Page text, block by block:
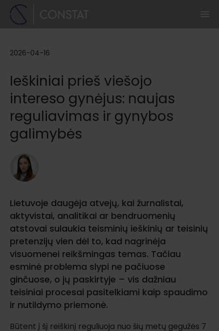
2026-04-16
Ieškiniai prieš viešojo
intereso gynėjus: naujas
reguliavimas ir gynybos
galimybės
Lietuvoje daugėja atvejų, kai žurnalistai,
aktyvistai, analitikai ar bendruomenių
atstovai sulaukia teisminių ieškinių ar teisinių
pretenzijų vien dėl to, kad nagrinėja
visuomenei reikšmingas temas. Tačiau
esminė problema slypi ne pačiuose
ginčuose, o jų paskirtyje – vis dažniau
teisiniai procesai pasitelkiami kaip spaudimo
ir nutildymo priemonė.
Būtent į šį reiškinį reguliuoja nuo šių metų gegužės 7